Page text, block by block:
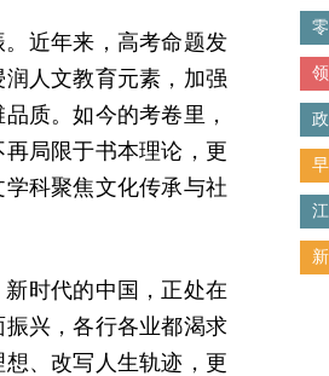
近年来，高考命题发
人文教育元素，加强
质。如今的考卷里，
局限于书本理论，更
科聚焦文化传承与社
时代的中国，正处在
兴，各行各业都渴求
、改写人生轨迹，更